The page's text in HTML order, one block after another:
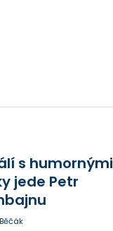
s humornými
jede Petr